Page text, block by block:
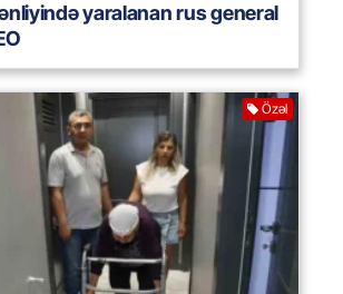
yaralanan rus general
Özəl